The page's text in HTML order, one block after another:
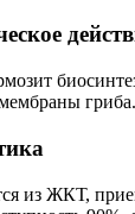
гриба.
из ЖКТ,